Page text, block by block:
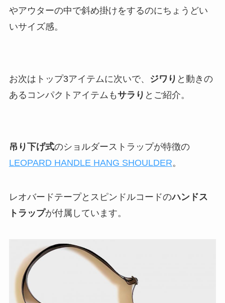
やアウターの中で斜め掛けをするのにちょうどい
いサイズ感。
お次はトップ3アイテムに次いで、 ジワり と動きの
あるコンパクトアイテムもサラり とご紹介。
吊り下げ式のショルダーストラップが特徴の
LEOPARD HANDLE HANG SHOULDER。
レオバードテープとスピンドルコードのハンドス
トラップが付属しています。